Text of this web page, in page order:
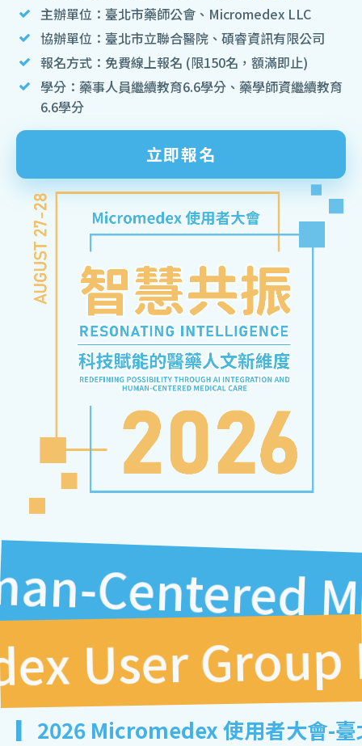
主辦單位：臺北市藥師公會、Micromedex LLC
協辦單位：臺北市立聯合醫院、碩睿資訊有限公司
報名方式：免費線上報名 (限150名，額滿即止)
學分：藥事人員繼續教育6.6學分、藥學師資繼續教育
6.6學分
立即報名
User Group
▎2026 Micromedex 使用者大會-臺